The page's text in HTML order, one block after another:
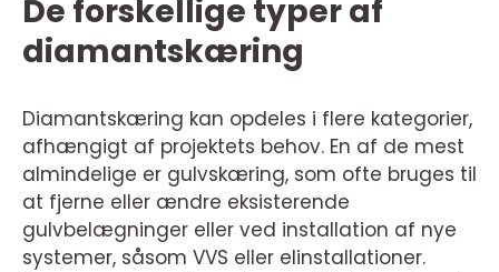
De forskellige typer af
diamantskæring
Diamantskæring kan opdeles i flere kategorier,
afhængigt af projektets behov. En af de mest
almindelige er gulvskæring, som ofte bruges til
at fjerne eller ændre eksisterende
gulvbelægninger eller ved installation af nye
systemer, såsom VVS eller elinstallationer.